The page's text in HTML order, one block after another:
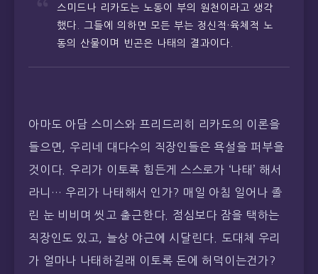
스미드나 리카도는 노동이 부의 원천이라고 생각
했다. 그들에 의하면 모든 부는 정신적·육체적 노
동의 산물이며 빈곤은 나태의 결과이다.
아마도 아담 스미스와 프리드리히 리카도의 이론을
들으면, 우리네 대다수의 직장인들은 욕설을 퍼부을
것이다. 우리가 이토록 힘든게 스스로가 ‘나태’ 해서
라니… 우리가 나태해서 인가? 매일 아침 일어나 졸
린 눈 비비며 씻고 출근한다. 점심보다 잠을 택하는
직장인도 있고, 늘상 야근에 시달린다. 도대체 우리
가 얼마나 나태하길래 이토록 돈에 허덕이는건가?